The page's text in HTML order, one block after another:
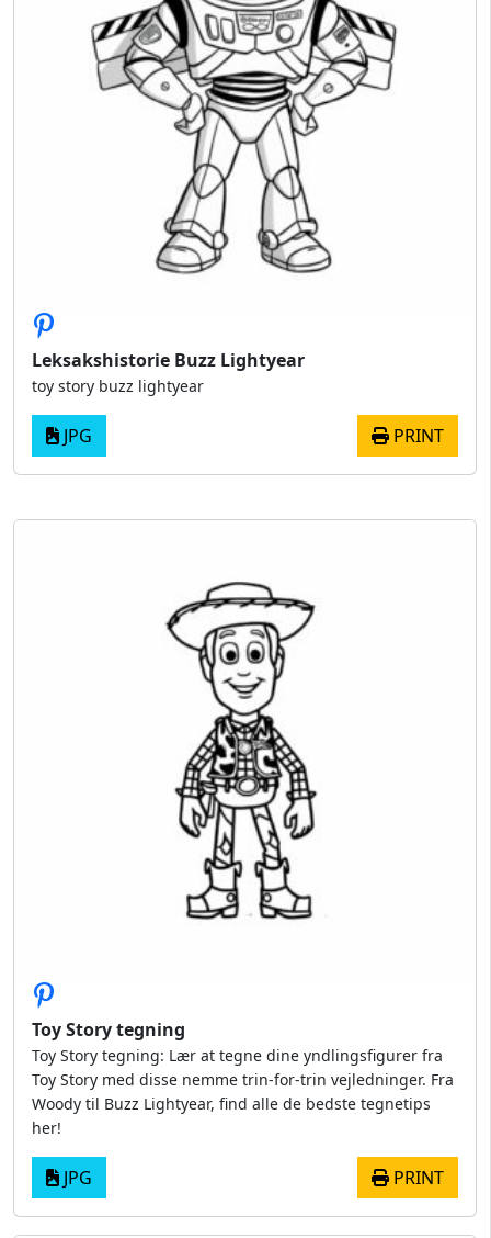
Leksakshistorie Buzz Lightyear
toy story buzz lightyear
JPG PRINT
Toy Story tegning
Toy Story tegning: Lær at tegne dine yndlingsfigurer fra
Toy Story med disse nemme trin-for-trin vejledninger. Fra
Woody til Buzz Lightyear, find alle de bedste tegnetips
her!
JPG PRINT